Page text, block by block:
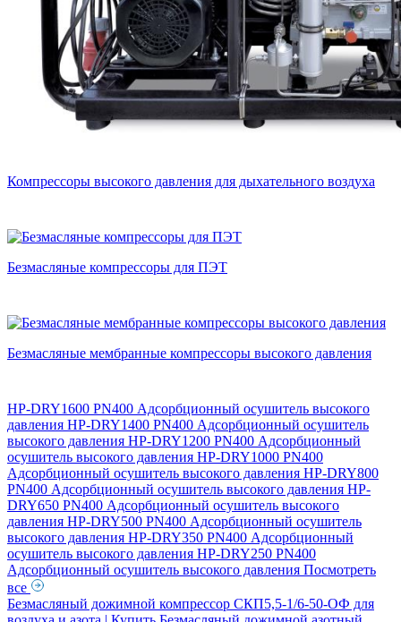
Компрессоры высокого давления для дыхательного воздуха
Безмасляные компрессоры для ПЭТ
Безмасляные мембранные компрессоры высокого давления
HP-DRY1600 PN400 Адсорбционный осушитель высокого
давления HP-DRY1400 PN400 Адсорбционный осушитель
высокого давления HP-DRY1200 PN400 Адсорбционный
осушитель высокого давления HP-DRY1000 PN400
Адсорбционный осушитель высокого давления HP-DRY800
PN400 Адсорбционный осушитель высокого давления HP-
DRY650 PN400 Адсорбционный осушитель высокого
давления HP-DRY500 PN400 Адсорбционный осушитель
высокого давления HP-DRY350 PN400 Адсорбционный
осушитель высокого давления HP-DRY250 PN400
Адсорбционный осушитель высокого давления Посмотреть
все
Безмасляный дожимной компрессор СКП5,5-1/6-50-ОФ для